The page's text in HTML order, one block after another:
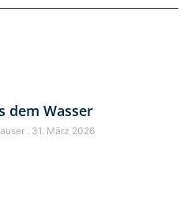
dem Wasser
31. März 2026